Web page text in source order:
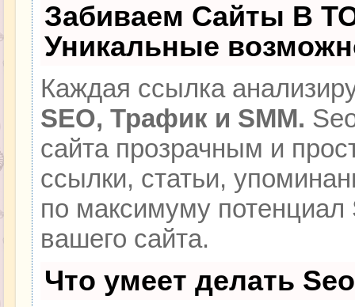
Забиваем Сайты В
Уникальные
Каждая ссылка
SEO, Трафик и SMM.
сайта прозрачным и
ссылки, статьи,
по максимуму
вашего сайта.
Что умеет делать